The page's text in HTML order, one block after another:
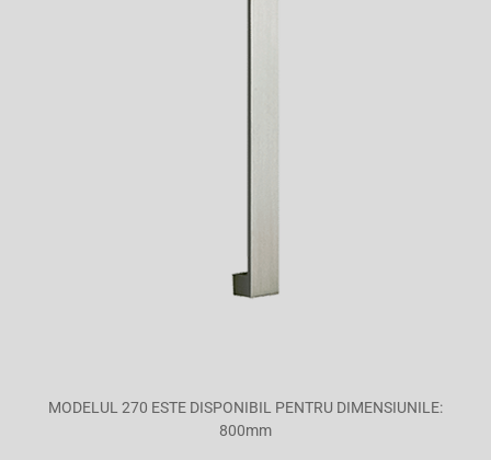
MODELUL 270 ESTE DISPONIBIL PENTRU DIMENSIUNILE:
800mm